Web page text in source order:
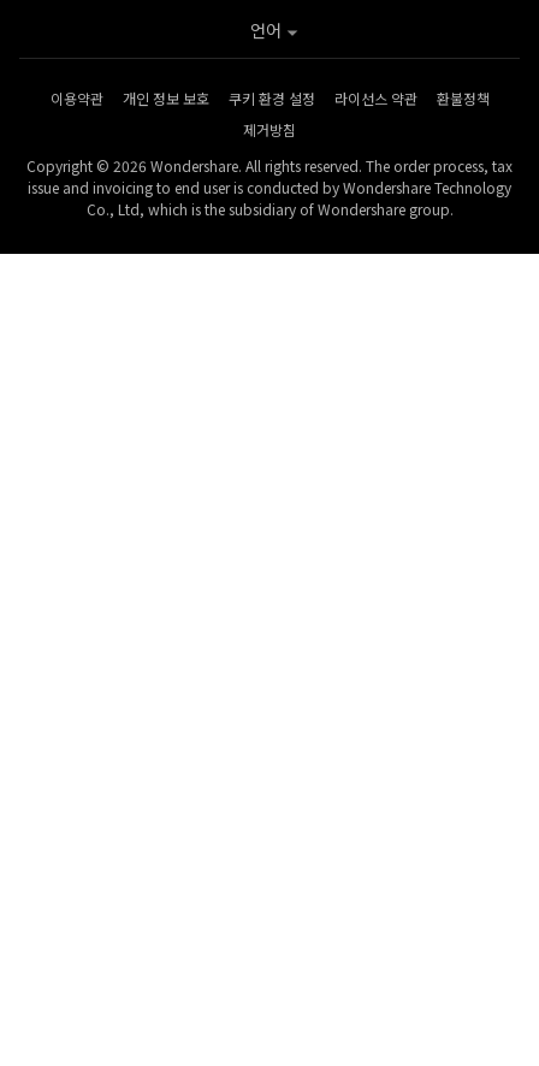
이용약관 개인 정보 보호 쿠키 환경 설정 라이선스 약관
환불정책
제거방침
Copyright © 2026 Wondershare. All rights reserved. The order process, tax
issue and invoicing to end user is conducted by Wondershare Technology
Co., Ltd, which is the subsidiary of Wondershare group.
언어